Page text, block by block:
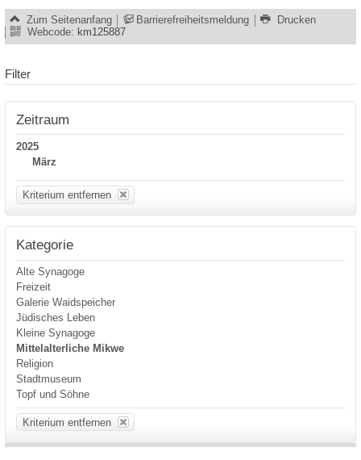
Zum Seitenanfang Barrierefreiheitsmeldung
Drucken
Webcode: km125887
Filter
Zeitraum
2025
März
Kriterium entfernen
Kategorie
Alte Synagoge
Freizeit
Galerie Waidspeicher
Jüdisches Leben
Kleine Synagoge
Mittelalterliche Mikwe
Religion
Stadtmuseum
Topf und Söhne
Kriterium entfernen